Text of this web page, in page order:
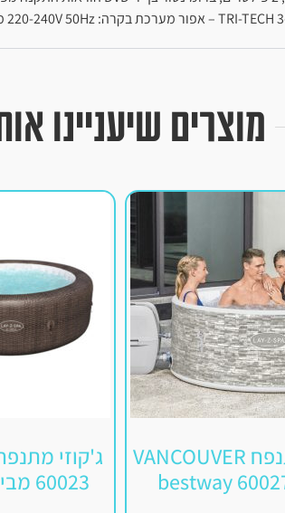
מוצרים שיעניינו
גקוזי מתנפח VANCOUVER
60023 מבית Bestway